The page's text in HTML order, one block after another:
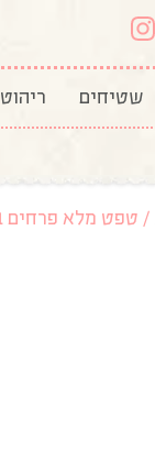
שטיחים ריהוט
/ טפט מלא פרחים 1